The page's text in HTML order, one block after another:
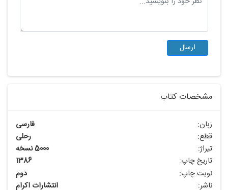
مشخصات کتاب
زبان:
فارسی
قطع:
رحلی
تیراژ:
5000 نسخه
تاریخ چاپ:
1386
نوبت چاپ:
دوم
ناشر:
انتشارات اکرام